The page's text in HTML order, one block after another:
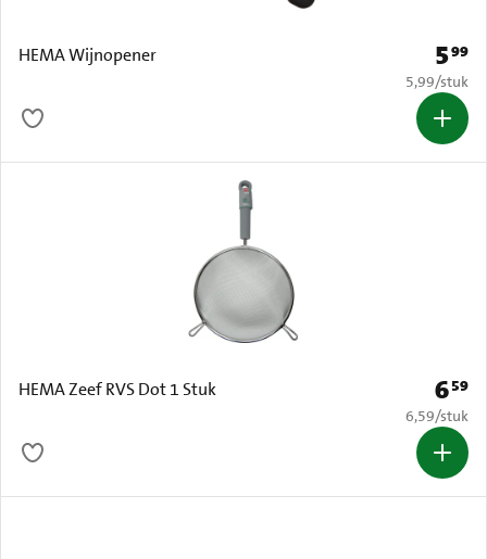
HEMA Wijnopener Prijs:
599
€ 5,99 per
5,99/stuk
HEMA Zeef RVS Dot 1 Stuk Prijs:
659
€ 6,59 per
6,59/stuk